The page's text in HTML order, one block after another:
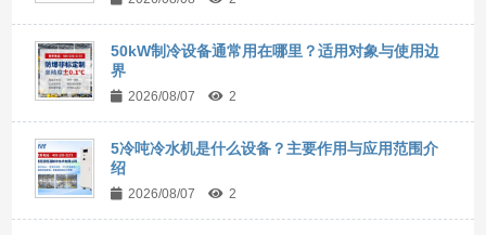
50kW制冷设备通常用在哪里？适用对象与使用边
界
2026/08/07 2
5冷吨冷水机是什么设备？主要作用与应用范围介
绍
2026/08/07 2